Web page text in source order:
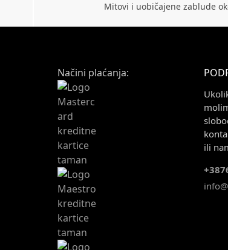
Mitovi i uobičajene zablude
Načini plaćanja:
ili